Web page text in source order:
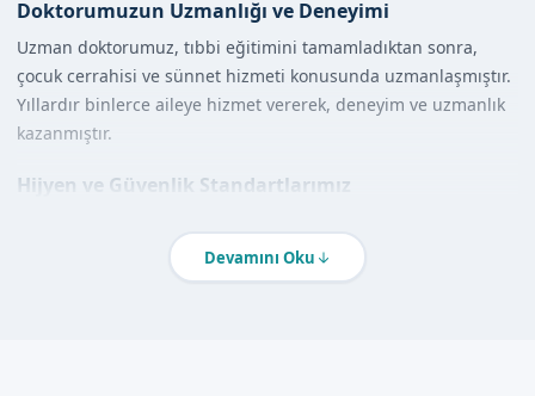
Doktorumuzun Uzmanlığı ve Deneyimi
Uzman doktorumuz, tıbbi eğitimini tamamladıktan sonra,
çocuk cerrahisi ve sünnet hizmeti konusunda uzmanlaşmıştır.
Yıllardır binlerce aileye hizmet vererek, deneyim ve uzmanlık
kazanmıştır.
Hijyen ve Güvenlik Standartlarımız
doktorumuz ve ekibimiz tarafından verilen hizmet, güvenli ve
Devamını Oku